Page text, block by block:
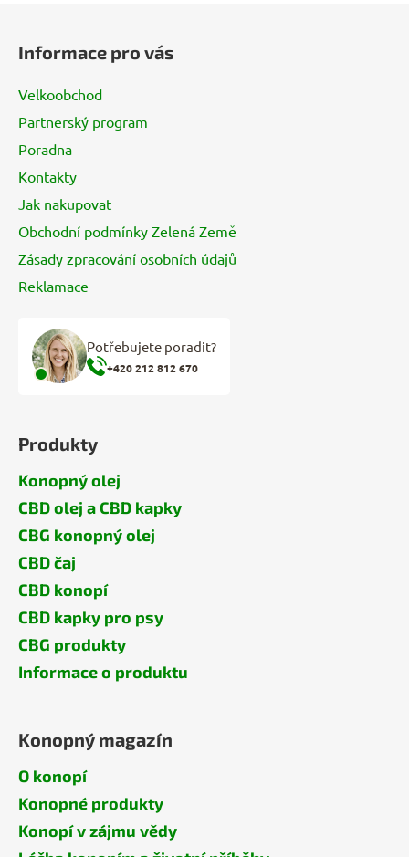
Informace pro vás
Velkoobchod
Partnerský program
Poradna
Kontakty
Jak nakupovat
Obchodní podmínky Zelená Země
Zásady zpracování osobních údajů
Reklamace
Potřebujete poradit?
+420 212 812 670
Produkty
Konopný olej
CBD olej a CBD kapky
CBG konopný olej
CBD čaj
CBD konopí
CBD kapky pro psy
CBG produkty
Informace o produktu
Konopný magazín
O konopí
Konopné produkty
Konopí v zájmu vědy